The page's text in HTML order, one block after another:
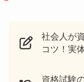
社会人が
コツ！実
資格試験